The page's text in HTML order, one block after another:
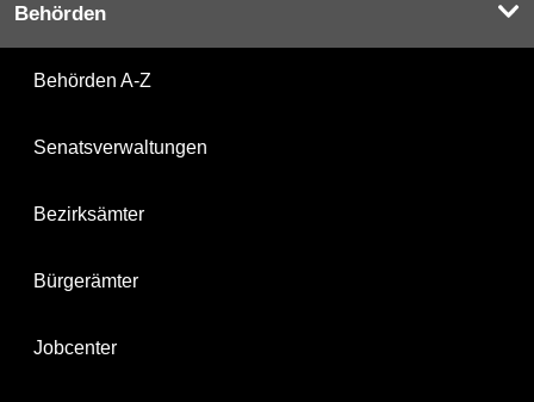
Behörden
Behörden A-Z
Senatsverwaltungen
Bezirksämter
Bürgerämter
Jobcenter